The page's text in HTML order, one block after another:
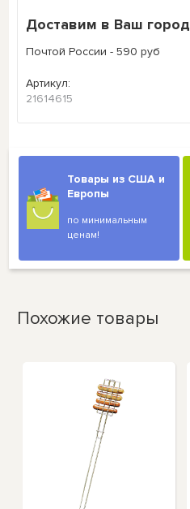
Доставим в Ваш город
Почтой России - 590 руб
Артикул:
21614615
Товары из США и
Европы
по минимальным
ценам!
Похожие товары